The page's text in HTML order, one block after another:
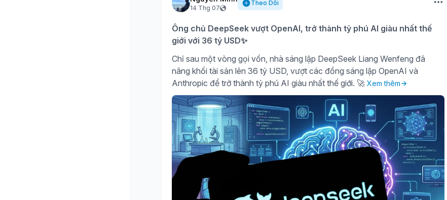
14 Thg 07
Theo Dõi
Ông chủ DeepSeek vượt OpenAI, trở thành tỷ phú AI giàu nhất thế
giới với 36 tỷ USD✨
Chỉ sau một vòng gọi vốn, nhà sáng lập DeepSeek Liang Wenfeng đã
nâng khối tài sản lên 36 tỷ USD, vượt các đồng sáng lập OpenAI và
Anthropic để trở thành tỷ phú AI giàu nhất thế giới. 🚀 Xem thêm